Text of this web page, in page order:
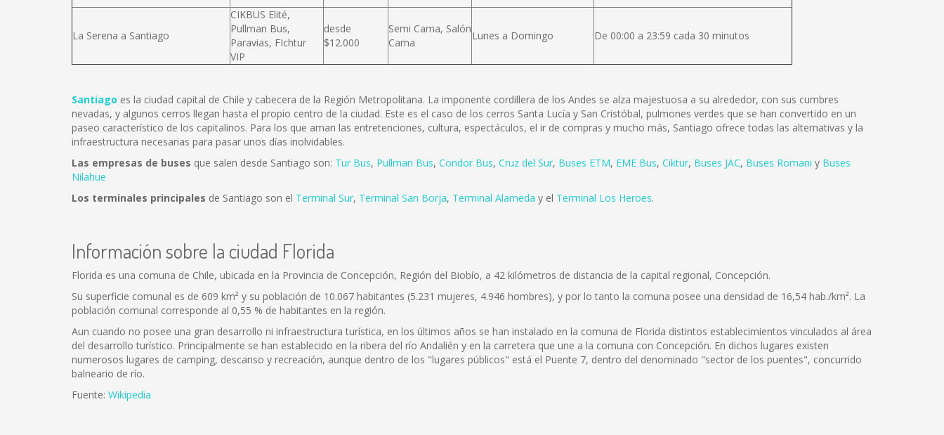
La Serena a Santiago
CIKBUS Elité,
Pullman Bus,
Paravias, FIchtur
VIP
desde
$12.000
Semi Cama, Salón
Cama
Lunes a Domingo De 00:00 a 23:59 cada 30 minutos
Santiago es la ciudad capital de Chile y cabecera de la Región Metropolitana. La imponente cordillera de los Andes se alza majestuosa a su alrededor, con sus cumbres
nevadas, y algunos cerros llegan hasta el propio centro de la ciudad. Este es el caso de los cerros Santa Lucía y San Cristóbal, pulmones verdes que se han convertido en un
paseo característico de los capitalinos. Para los que aman las entretenciones, cultura, espectáculos, el ir de compras y mucho más, Santiago ofrece todas las alternativas y la
infraestructura necesarias para pasar unos días inolvidables.
Las empresas de buses que salen desde Santiago son: Tur Bus, Pullman Bus, Condor Bus, Cruz del Sur, Buses ETM, EME Bus, Ciktur, Buses JAC, Buses Romani y Buses
Nilahue
Los terminales principales de Santiago son el Terminal Sur, Terminal San Borja, Terminal Alameda y el Terminal Los Heroes.
Información sobre la ciudad Florida
Florida es una comuna de Chile, ubicada en la Provincia de Concepción, Región del Biobío, a 42 kilómetros de distancia de la capital regional, Concepción.
Su superficie comunal es de 609 km² y su población de 10.067 habitantes (5.231 mujeres, 4.946 hombres), y por lo tanto la comuna posee una densidad de 16,54 hab./km². La
población comunal corresponde al 0,55 % de habitantes en la región.
Aun cuando no posee una gran desarrollo ni infraestructura turística, en los últimos años se han instalado en la comuna de Florida distintos establecimientos vinculados al área
del desarrollo turístico. Principalmente se han establecido en la ribera del río Andalién y en la carretera que une a la comuna con Concepción. En dichos lugares existen
numerosos lugares de camping, descanso y recreación, aunque dentro de los "lugares públicos" está el Puente 7, dentro del denominado "sector de los puentes", concurrido
balneario de río.
Fuente: Wikipedia